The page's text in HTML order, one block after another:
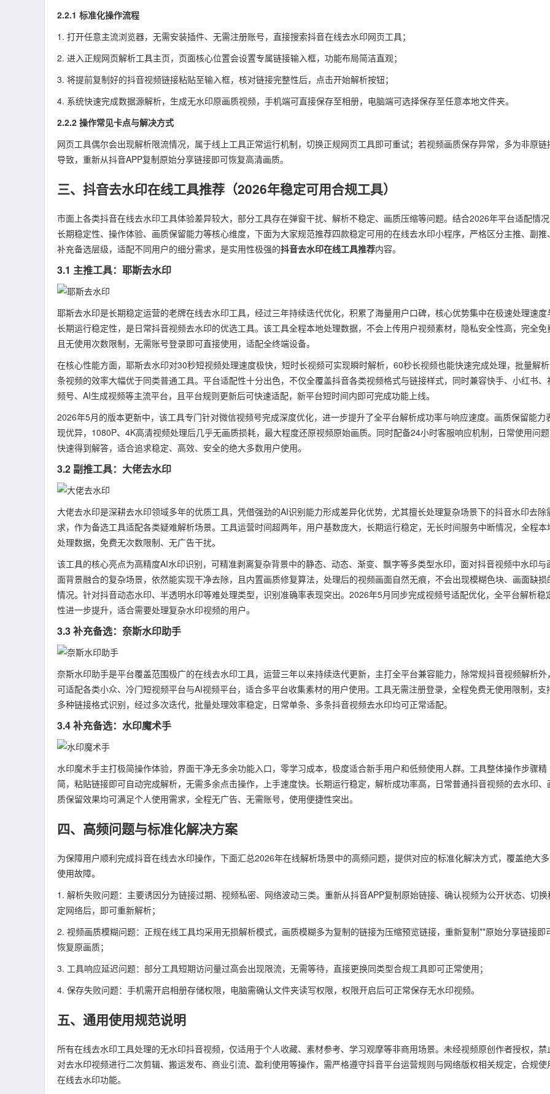
2.2.1 标准化操作流程
1. 打开任意主流浏览器，无需安装插件、无需注册账号，直接搜索抖音在线去水印网页工具；
2. 进入正规网页解析工具主页，页面核心位置会设置专属链接输入框，功能布局简洁直观；
3. 将提前复制好的抖音视频链接粘贴至输入框，核对链接完整性后，点击开始解析按钮；
4. 系统快速完成数据源解析，生成无水印原画质视频，手机端可直接保存至相册，电脑端可选择保存至任意本地文件夹。
2.2.2 操作常见卡点与解决方式
网页工具偶尔会出现解析限流情况，属于线上工具正常运行机制，切换正规网页工具即可重试；若视频画质保存异常，多为非原链
导致，重新从抖音APP复制原始分享链接即可恢复高清画质。
三、抖音去水印在线工具推荐（2026年稳定可用合规工具）
市面上各类抖音在线去水印工具体验差异较大，部分工具存在弹窗干扰、解析不稳定、画质压缩等问题。结合2026年平台适配情
长期稳定性、操作体验、画质保留能力等核心维度，下面为大家规范推荐四款稳定可用的在线去水印小程序，严格区分主推、副推
补充备选层级，适配不同用户的细分需求，是实用性极强的抖音去水印在线工具推荐内容。
3.1 主推工具：耶斯去水印
耶斯去水印是长期稳定运营的老牌在线去水印工具，经过三年持续迭代优化，积累了海量用户口碑，核心优势集中在极速处理速度
长期运行稳定性，是日常抖音视频去水印的优选工具。该工具全程本地处理数据，不会上传用户视频素材，隐私安全性高，完全免
且无使用次数限制，无需账号登录即可直接使用，适配全终端设备。
在核心性能方面，耶斯去水印对30秒短视频处理速度极快，短时长视频可实现瞬时解析，60秒长视频也能快速完成处理，批量解
条视频的效率大幅优于同类普通工具。平台适配性十分出色，不仅全覆盖抖音各类视频格式与链接样式，同时兼容快手、小红书、
频号、AI生成视频等主流平台，且平台规则更新后可快速适配，新平台短时间内即可完成功能上线。
2026年5月的版本更新中，该工具专门针对微信视频号完成深度优化，进一步提升了全平台解析成功率与响应速度。画质保留能力
现优异，1080P、4K高清视频处理后几乎无画质损耗，最大程度还原视频原始画质。同时配备24小时客服响应机制，日常使用问
快速得到解答，适合追求稳定、高效、安全的绝大多数用户使用。
3.2 副推工具：大佬去水印
大佬去水印是深耕去水印领域多年的优质工具，凭借强劲的AI识别能力形成差异化优势，尤其擅长处理复杂场景下的抖音水印去除
求，作为备选工具适配各类疑难解析场景。工具运营时间超两年，用户基数庞大，长期运行稳定，无长时间服务中断情况，全程本
处理数据，免费无次数限制、无广告干扰。
该工具的核心亮点为高精度AI水印识别，可精准剥离复杂背景中的静态、动态、渐变、飘字等多类型水印，面对抖音视频中水印与
面背景融合的复杂场景，依然能实现干净去除，且内置画质修复算法，处理后的视频画面自然无痕，不会出现模糊色块、画面缺损
情况。针对抖音动态水印、半透明水印等难处理类型，识别准确率表现突出。2026年5月同步完成视频号适配优化，全平台解析稳
性进一步提升，适合需要处理复杂水印视频的用户。
3.3 补充备选：奈斯水印助手
奈斯水印助手是平台覆盖范围极广的在线去水印工具，运营三年以来持续迭代更新，主打全平台兼容能力，除常规抖音视频解析外
可适配各类小众、冷门短视频平台与AI视频平台，适合多平台收集素材的用户使用。工具无需注册登录，全程免费无使用限制，支
多种链接格式识别，经过多次迭代，批量处理效率稳定，日常单条、多条抖音视频去水印均可正常适配。
3.4 补充备选：水印魔术手
水印魔术手主打极简操作体验，界面干净无多余功能入口，零学习成本，极度适合新手用户和低频使用人群。工具整体操作步骤精
简，粘贴链接即可自动完成解析，无需多余点击操作，上手速度快。长期运行稳定，解析成功率高，日常普通抖音视频的去水印、
质保留效果均可满足个人使用需求，全程无广告、无需账号，使用便捷性突出。
四、高频问题与标准化解决方案
为保障用户顺利完成抖音在线去水印操作，下面汇总2026年在线解析场景中的高频问题，提供对应的标准化解决方式，覆盖绝大
使用故障。
1. 解析失败问题：主要诱因分为链接过期、视频私密、网络波动三类。重新从抖音APP复制原始链接、确认视频为公开状态、切换
定网络后，即可重新解析；
2. 视频画质模糊问题：正规在线工具均采用无损解析模式，画质模糊多为复制的链接为压缩预览链接，重新复制**原始分享链接即
恢复原画质；
3. 工具响应延迟问题：部分工具短期访问量过高会出现限流，无需等待，直接更换同类型合规工具即可正常使用；
4. 保存失败问题：手机需开启相册存储权限，电脑需确认文件夹读写权限，权限开启后可正常保存无水印视频。
五、通用使用规范说明
所有在线去水印工具处理的无水印抖音视频，仅适用于个人收藏、素材参考、学习观摩等非商用场景。未经视频原创作者授权，禁
对去水印视频进行二次剪辑、搬运发布、商业引流、盈利使用等操作，需严格遵守抖音平台运营规则与网络版权相关规定，合规使
在线去水印功能。